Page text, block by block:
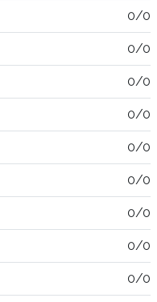
0/0
0/0
0/0
0/0
0/0
0/0
0/0
0/0
0/0